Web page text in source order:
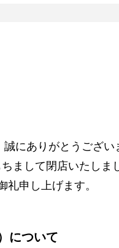
にありがとうござい
まして閉店いたしま
申し上げます。
について